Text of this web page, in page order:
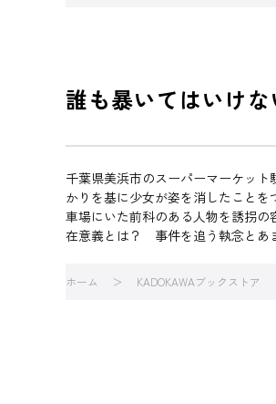
誰も暴いてはいけ
千葉県美浜市のスーパーマーケッ
かりを基に少女が姿を消したこと
車場にいた前科のある人物を誘拐
在意義とは？ 事件を追う執念とあ
ホーム KADOKAWAブックストア